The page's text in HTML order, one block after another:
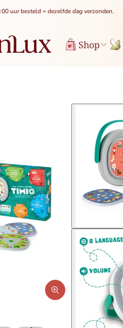
= dezelfde dag verzonden.
Shop